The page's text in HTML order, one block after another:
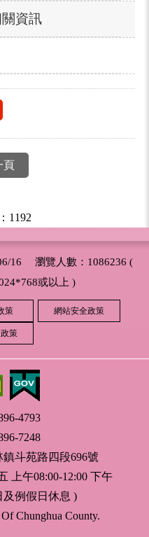
資訊
頁
1192
16 瀏覽人數：1086236 (
或以上 )
策 網站安全政策
策
4793
7248
斗苑路四段696號
上午08:00-12:00 下午
及例假日休息 )
Chunghua County.